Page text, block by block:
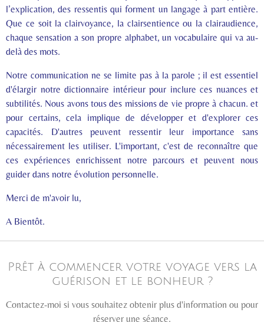
l’explication, des ressentis qui forment un langage à part entière.
Que ce soit la clairvoyance, la clairsentience ou la clairaudience,
chaque sensation a son propre alphabet, un vocabulaire qui va au-
delà des mots.
Notre communication ne se limite pas à la parole ; il est essentiel
d'élargir notre dictionnaire intérieur pour inclure ces nuances et
subtilités. Nous avons tous des missions de vie propre à chacun. et
pour certains, cela implique de développer et d'explorer ces
capacités. D'autres peuvent ressentir leur importance sans
nécessairement les utiliser. L'important, c'est de reconnaître que
ces expériences enrichissent notre parcours et peuvent nous
guider dans notre évolution personnelle.
Merci de m'avoir lu,
A Bientôt.
Prêt à commencer votre voyage vers la
guérison et le bonheur ?
Contactez-moi si vous souhaitez obtenir plus d'information ou pour
réserver une séance.